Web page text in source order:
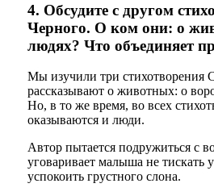
4. Обсудите с другом
Черного. О ком они: о
людях? Что объединяет
Мы изучили три стихотворения
рассказывают о животных: о
Но, в то же время, во всех
оказываются и люди.
Автор пытается подружиться с
уговаривает малыша не тискать
успокоить грустного слона.